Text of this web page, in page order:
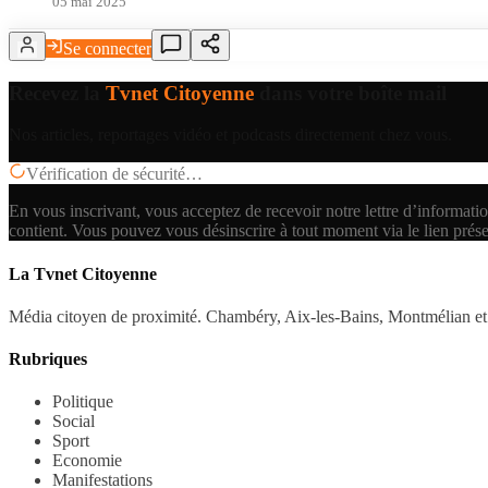
Se connecter
Tvnet Citoyenne
Vérification de sécurité…
En vous inscrivant, vous acceptez de recevoir notre lettre
contient. Vous pouvez vous désinscrire à tout moment via le lien
La Tvnet Citoyenne
Média citoyen de proximité. Chambéry, Aix-les-Bains, Montmélian
Rubriques
Politique
Social
Sport
Economie
Manifestations